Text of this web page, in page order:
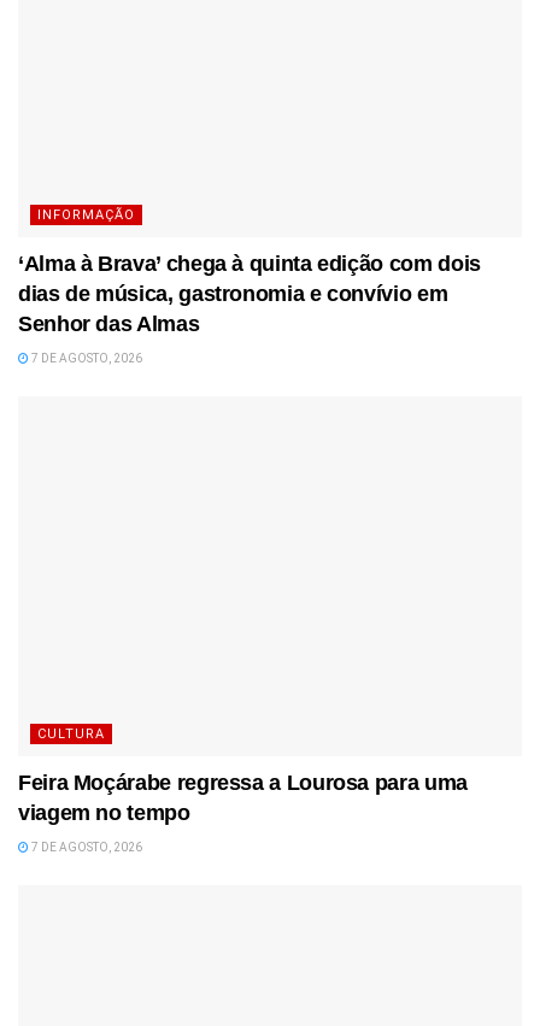
INFORMAÇÃO
‘Alma à Brava’ chega à quinta edição com dois
dias de música, gastronomia e convívio em
Senhor das Almas
7 DE AGOSTO, 2026
CULTURA
Feira Moçárabe regressa a Lourosa para uma
viagem no tempo
7 DE AGOSTO, 2026